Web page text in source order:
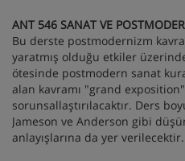
ANT 546 SANAT VE
Bu derste postmodernizm
yaratmış olduğu etkiler
ötesinde postmodern sanat
alan kavramı "grand
sorunsallaştırılacaktır. Ders
Jameson ve Anderson gibi
anlayışlarına da yer verilecektir.